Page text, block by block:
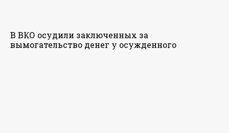
В ВКО осудили заключенных за
вымогательство денег у осужденного